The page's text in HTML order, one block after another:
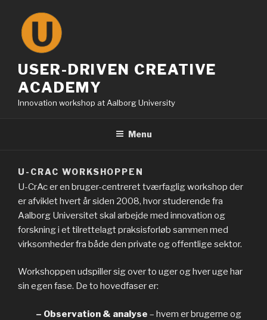
content
USER-DRIVEN CREATIVE
ACADEMY
Innovation workshop at Aalborg University
Menu
U-CRAC WORKSHOPPEN
U-CrAc er en bruger-centreret tværfaglig workshop der
er afviklet hvert år siden 2008, hvor studerende fra
Aalborg Universitet skal arbejde med innovation og
forskning i et tilrettelagt praksisforløb sammen med
virksomheder fra både den private og offentlige sektor.
Workshoppen udspiller sig over to uger og hver uge har
sin egen fase. De to hovedfaser er:
– Observation & analyse – hvem er brugerne og